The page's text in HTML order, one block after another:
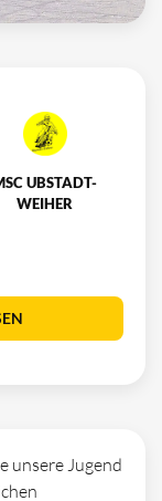
UBSTADT-
WEIHER
unsere Jugend